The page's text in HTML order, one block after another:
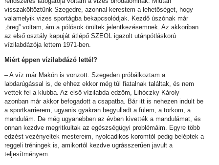
visszaköltöztünk Szegedre, azonnal kerestem a lehetőséget, hogy
valamelyik vizes sportágba bekapcsolódjak. Kezdő úszónak már
„öreg” voltam, ám a pólósok örültek jelentkezésemnek. Az akkoriban
az első osztály kapuját átlépő SZEOL igazolt utánpótláskorú
vízilabdázója lettem 1971-ben.
Miért éppen vízilabdázó lettél?
– A víz már Makón is vonzott. Szegeden próbálkoztam a
labdarúgással is, de ehhez ekkor még túl fiatalnak találtak, és nem
vettek fel a klubba. Az első vízilabda edzőm, Lihóczky Károly
azonban már akkor befogadott a csapatba. Bár itt is nehezen indult be
a sportkarrierem, ugyanis gyakran begyulladt a fülem, a torkom, a
mandulám. De még ugyanebben az évben kivették a mandulámat, és
onnan kezdve megritkultak az egészségügyi problémáim. Egyre több
edzést vezényeltek mestereim, nyolcadikos koromtól pedig beléptek a
reggeli tréningek is, amikortól kezdve ugrásszerűen javult a
teljesítményem.